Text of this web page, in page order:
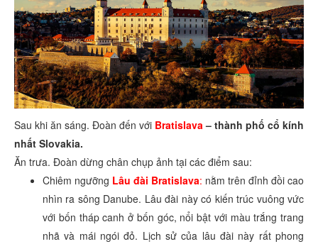
Sau khi ăn sáng. Đoàn đến với Bratislava– thành phố cổ kính
nhất Slovakia.
Ăn trưa. Đoàn dừng chân chụp ảnh tại các điểm sau:
Chiêm ngưỡng Lâu đài Bratislava: nằm trên đỉnh đồi cao
nhìn ra sông Danube. Lâu đài này có kiến trúc vuông vức
với bốn tháp canh ở bốn góc, nổi bật với màu trắng trang
nhã và mái ngói đỏ. Lịch sử của lâu đài này rất phong